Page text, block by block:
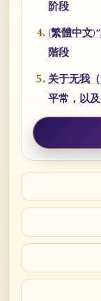
阶段
(繁體中文
階段
关于无我
平常，以